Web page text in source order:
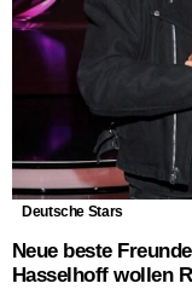
Deutsche Stars
Neue beste
Hasselhoff wollen